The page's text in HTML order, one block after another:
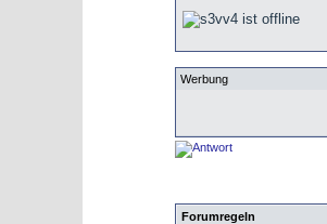
Werbung
Forumregeln